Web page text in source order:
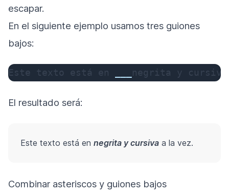
escapar.
En el siguiente ejemplo usamos tres guiones
bajos:
Este texto está en negrita y cursiva
El resultado será:
Este texto está en negrita y cursiva a la vez.
Combinar asteriscos y guiones bajos